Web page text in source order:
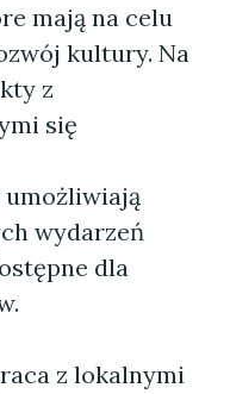
mają na celu
kultury. Na
z
się
umożliwiają
wydarzeń
dla
z lokalnymi